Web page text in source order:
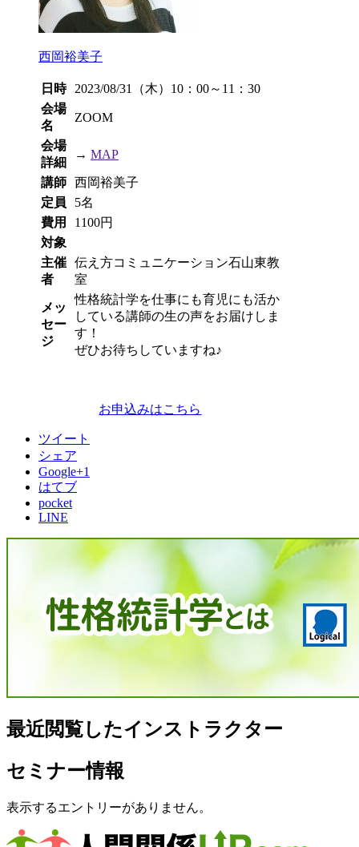
西岡裕美子
日時
2023/08/31（木）10：00～11：30
会場
名
ZOOM
会場
詳細
→ MAP
講師 西岡裕美子
定員
5名
費用
1100円
対象
主催
者
伝え方コミュニケーション石山東教
室
メッ
セー
ジ
性格統計学を仕事にも育児にも活か
している講師の生の声をお届けしま
す！
ぜひお待ちしていますね♪
お申込みはこちら
ツイート
シェア
Google+1
はてブ
pocket
LINE
最近閲覧したインストラクター
セミナー情報
表示するエントリーがありません。